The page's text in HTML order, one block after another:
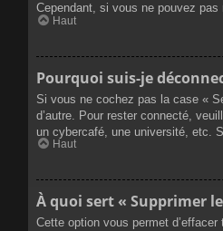
Cependant, si vous ne pouvez
Haut
Pourquoi suis-je
Si vous ne cochez pas la case «
d’autre. Pour rester connecté,
un cybercafé, une université, etc.
Haut
À quoi sert « Supprimer
Cette option vous permet